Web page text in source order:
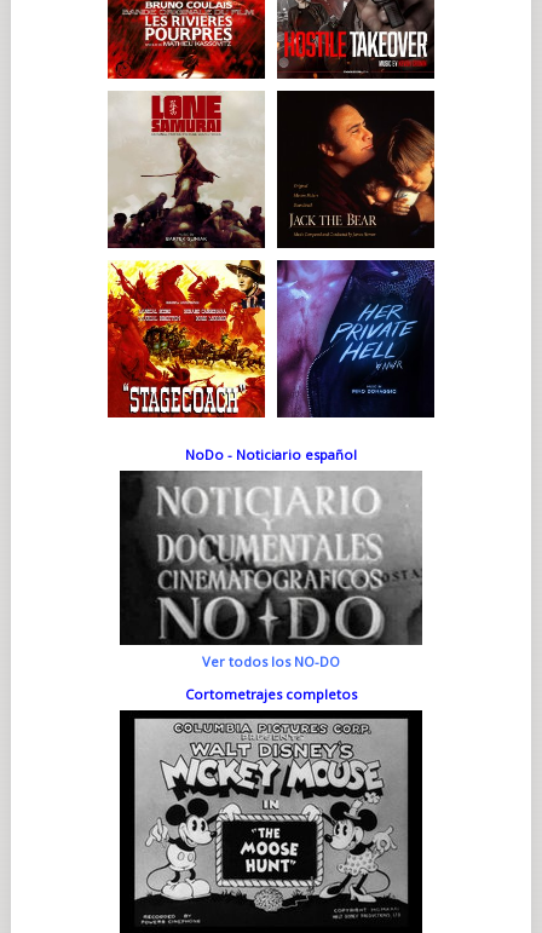
NoDo - Noticiario español
Ver todos los NO-DO
Cortometrajes completos